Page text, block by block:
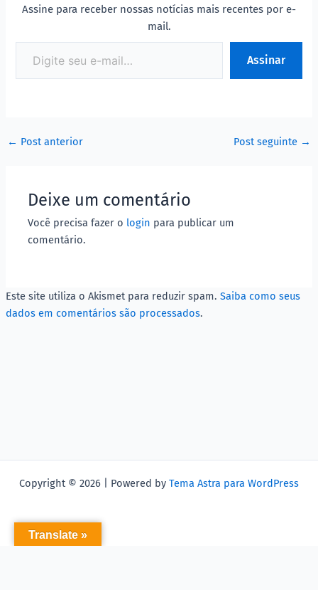
Assine para receber nossas notícias mais recentes por e-
mail.
Assinar
← Post anterior Post seguinte →
Deixe um comentário
Você precisa fazer o login para publicar um
comentário.
Este site utiliza o Akismet para reduzir spam. Saiba como seus
dados em comentários são processados.
Copyright © 2026 | Powered by Tema Astra para WordPress
Translate »